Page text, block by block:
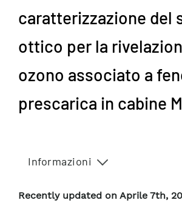
caratterizzazione del
ottico per la
ozono associato a
prescarica in cabine
Informazioni
Recently updated on Aprile 7th,